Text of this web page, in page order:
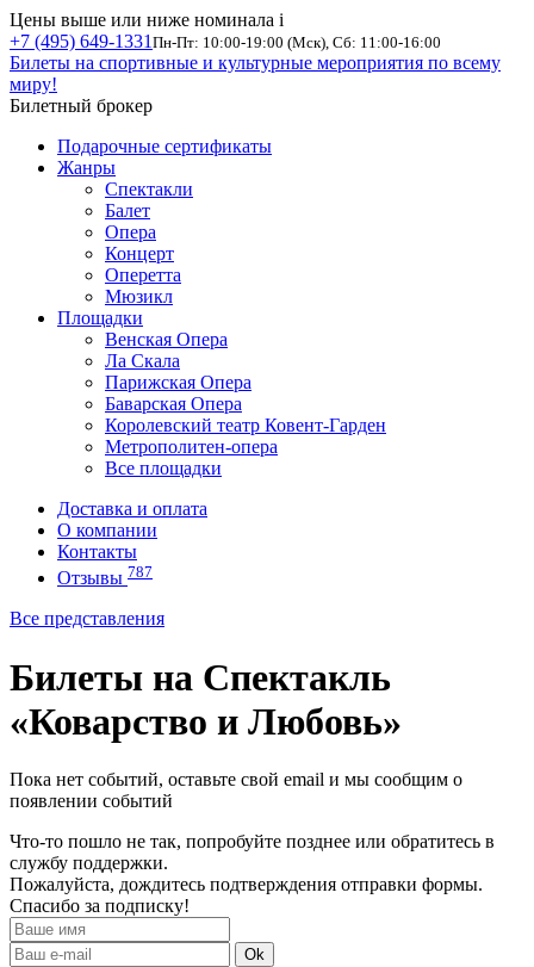
Цены выше или ниже номинала i
+7 (495) 649-1331 Пн-Пт: 10:00-19:00 (Мск), Сб: 11:00-16:00
Билеты на спортивные и культурные мероприятия по всему
миру!
Билетный брокер
Подарочные сертификаты
Жанры
Спектакли
Балет
Опера
Концерт
Оперетта
Мюзикл
Площадки
Венская Опера
Ла Скала
Парижская Опера
Баварская Опера
Королевский театр Ковент-Гарден
Метрополитен-опера
Все площадки
Доставка и оплата
О компании
Контакты
Отзывы 787
Все представления
Билеты на Спектакль
«Коварство и Любовь»
Пока нет событий, оставьте свой email и мы сообщим о
появлении событий
Что-то пошло не так, попробуйте позднее или обратитесь в
службу поддержки.
Пожалуйста, дождитесь подтверждения отправки формы.
Спасибо за подписку!
Ok